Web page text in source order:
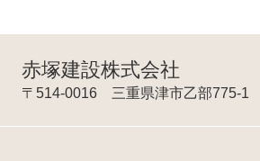
赤塚建設株式会社
〒514-0016 三重県津市乙部775-1